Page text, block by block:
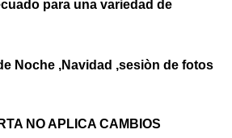
para una variedad de
Noche ,Navidad ,sesiòn de fotos
NO APLICA CAMBIOS